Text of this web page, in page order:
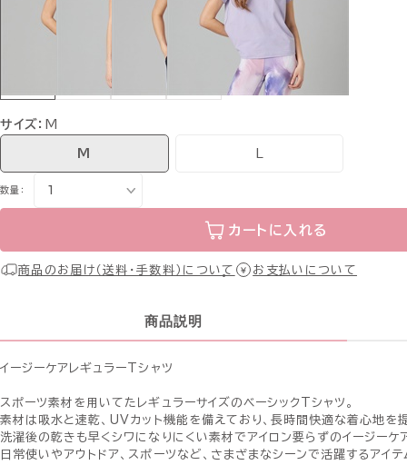
サイズ： M
M
数量：
カートに入れる
商品のお届け（送料・手数料）について お支払いについて
商品説明
イージーケアレギュラーTシャツ
スポーツ素材を用いてたレギュラーサイズのベーシックTシャツ。
素材は吸水と速乾、UVカット機能を備えており、長時間快適な着心地を
洗濯後の乾きも早くシワになりにくい素材でアイロン要らずのイージーケ
日常使いやアウトドア、スポーツなど、さまざまなシーンで活躍するアイテ